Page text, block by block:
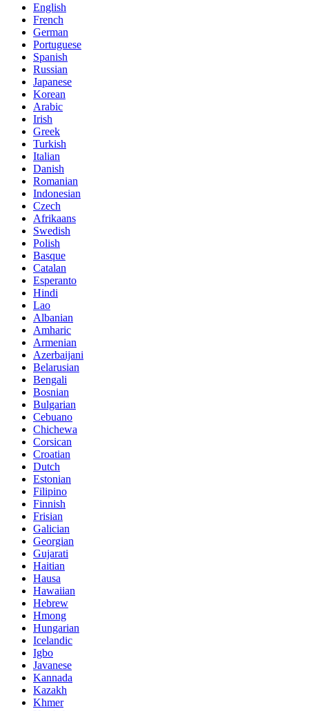
English
French
German
Portuguese
Spanish
Russian
Japanese
Korean
Arabic
Irish
Greek
Turkish
Italian
Danish
Romanian
Indonesian
Czech
Afrikaans
Swedish
Polish
Basque
Catalan
Esperanto
Hindi
Lao
Albanian
Amharic
Armenian
Azerbaijani
Belarusian
Bengali
Bosnian
Bulgarian
Cebuano
Chichewa
Corsican
Croatian
Dutch
Estonian
Filipino
Finnish
Frisian
Galician
Georgian
Gujarati
Haitian
Hausa
Hawaiian
Hebrew
Hmong
Hungarian
Icelandic
Igbo
Javanese
Kannada
Kazakh
Khmer